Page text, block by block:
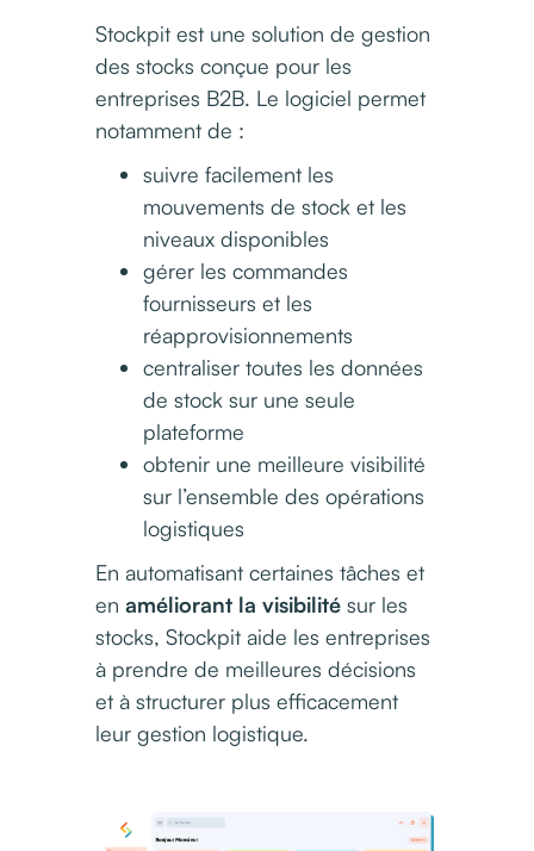
Stockpit est une solution de gestion
des stocks conçue pour les
entreprises B2B. Le logiciel permet
notamment de :
suivre facilement les
mouvements de stock et les
niveaux disponibles
gérer les commandes
fournisseurs et les
réapprovisionnements
centraliser toutes les données
de stock sur une seule
plateforme
obtenir une meilleure visibilité
sur l’ensemble des opérations
logistiques
En automatisant certaines tâches et
en améliorant la visibilité sur les
stocks, Stockpit aide les entreprises
à prendre de meilleures décisions
et à structurer plus efficacement
leur gestion logistique.